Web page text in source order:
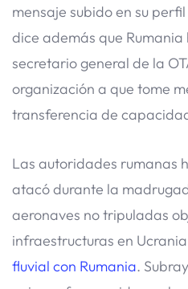
mensaje subido en su
dice además que
secretario general de la
organización a que tome
transferencia de
Las autoridades rumanas
atacó durante la
aeronaves no tripuladas
infraestructuras en
fluvial con Rumania.